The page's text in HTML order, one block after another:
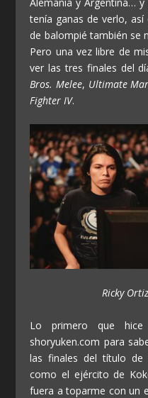
tenía ganas de verlo,
de balompié también se
Pero una vez libre de
ver las tres finales del
Bros. Melee, Ultimate
Fighter IV.
Ricky
Lo primero que
shoryuken.com para
las finales del título de
como el ejército de
fuera a toparme con un